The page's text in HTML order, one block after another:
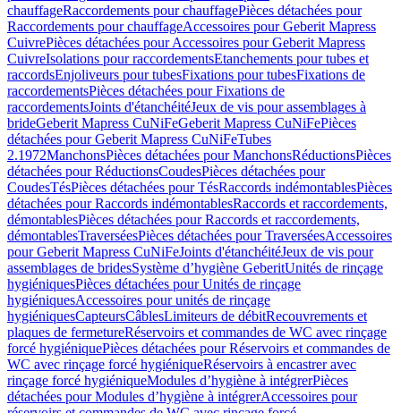
chauffageRaccordements pour chauffagePièces détachées pour
Raccordements pour chauffageAccessoires pour Geberit Mapress
CuivrePièces détachées pour Accessoires pour Geberit Mapress
CuivreIsolations pour raccordementsEtanchements pour tubes et
raccordsEnjoliveurs pour tubesFixations pour tubesFixations de
raccordementsPièces détachées pour Fixations de
raccordementsJoints d'étanchéitéJeux de vis pour assemblages à
brideGeberit Mapress CuNiFeGeberit Mapress CuNiFePièces
détachées pour Geberit Mapress CuNiFeTubes
2.1972ManchonsPièces détachées pour ManchonsRéductionsPièces
détachées pour RéductionsCoudesPièces détachées pour
CoudesTésPièces détachées pour TésRaccords indémontablesPièces
détachées pour Raccords indémontablesRaccords et raccordements,
démontablesPièces détachées pour Raccords et raccordements,
démontablesTraverséesPièces détachées pour TraverséesAccessoires
pour Geberit Mapress CuNiFeJoints d'étanchéitéJeux de vis pour
assemblages de bridesSystème d’hygiène GeberitUnités de rinçage
hygiéniquesPièces détachées pour Unités de rinçage
hygiéniquesAccessoires pour unités de rinçage
hygiéniquesCapteursCâblesLimiteurs de débitRecouvrements et
plaques de fermetureRéservoirs et commandes de WC avec rinçage
forcé hygiéniquePièces détachées pour Réservoirs et commandes de
WC avec rinçage forcé hygiéniqueRéservoirs à encastrer avec
rinçage forcé hygiéniqueModules d’hygiène à intégrerPièces
détachées pour Modules d’hygiène à intégrerAccessoires pour